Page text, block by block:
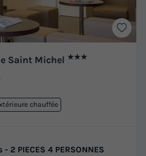
Saint Michel ★★★
chauffée
2 PIECES 4 PERSONNES